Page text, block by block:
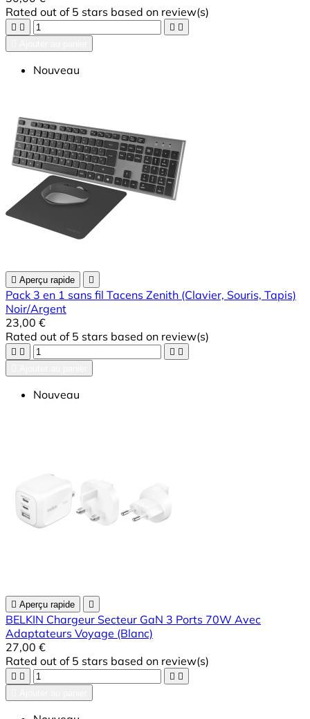
Rated out of 5 stars based on review(s)
   
Nouveau
 Aperçu rapide 
Pack 3 en 1 sans fil Tacens Zenith (Clavier, Souris, Tapis)
Noir/Argent
23,00 €
Rated out of 5 stars based on review(s)
   
Nouveau
 Aperçu rapide 
BELKIN Chargeur Secteur GaN 3 Ports 70W Avec
Adaptateurs Voyage (Blanc)
27,00 €
Rated out of 5 stars based on review(s)
   